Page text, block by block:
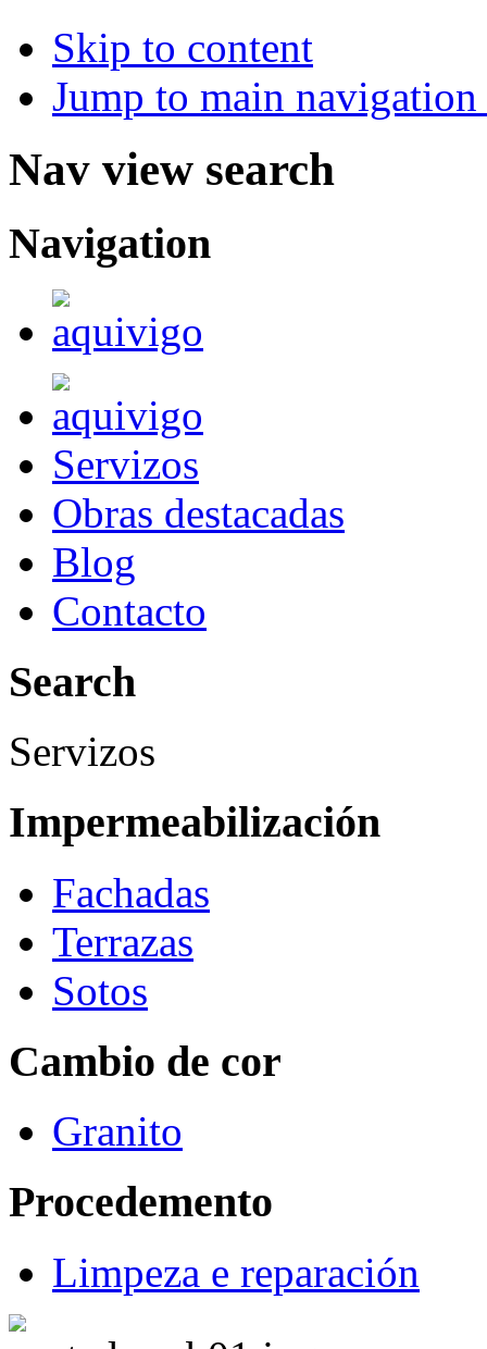
Skip to content
Jump to main
Nav view search
Navigation
Servizos
Obras destacadas
Blog
Contacto
Search
Servizos
Impermeabilización
Fachadas
Terrazas
Sotos
Cambio de cor
Granito
Procedemento
Limpeza e reparación